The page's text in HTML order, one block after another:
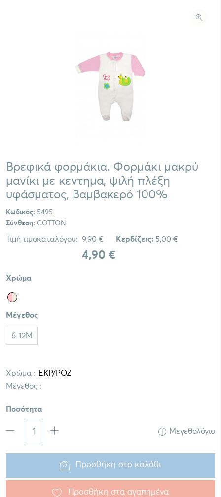
Βρεφικά φορμάκια. Φορμάκι μακρύ
μανίκι με κεντημα, ψιλή πλέξη
υφάσματος, βαμβακερό 100%
Κωδικός: 5495
Σύνθεση: COTTON
Τιμή τιμοκαταλόγου: 9,90 €
4,90 €
Κερδίζεις: 5,00 €
Χρώμα
Μέγεθος
6-12M
Χρώμα :
Μέγεθος :
Ποσότητα
Μεγεθολόγιο
Προσθήκη στο καλάθι
Προσθήκη στα αγαπημένα